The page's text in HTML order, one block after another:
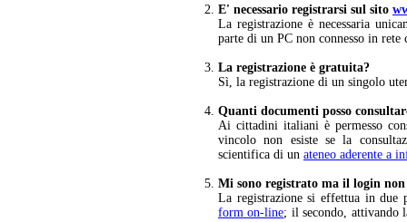
E' necessario registrarsi sul sito
La registrazione è necessaria
parte di un PC non connesso in
La registrazione è gratuita?
Sì, la registrazione di un singolo
Quanti documenti posso
Ai cittadini italiani è permesso
vincolo non esiste se la
scientifica di un ateneo aderente a
Mi sono registrato ma il login
La registrazione si effettua in due
form on-line; il secondo, attivando